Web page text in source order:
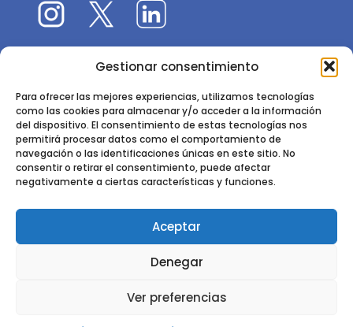
Gestionar consentimiento
Para ofrecer las mejores experiencias, utilizamos tecnologías
como las cookies para almacenar y/o acceder a la información
del dispositivo. El consentimiento de estas tecnologías nos
permitirá procesar datos como el comportamiento de
navegación o las identificaciones únicas en este sitio. No
consentir o retirar el consentimiento, puede afectar
negativamente a ciertas características y funciones.
Aceptar
Denegar
Ver preferencias
El 9CFE es una actividad promovida por laSociedad
Instituto de Ciencias Forestales, INIA-CSIC
Ctra. de la Coruña km 7,5 - 28040 Madrid
DERECHOS RESERVADOS. DISEÑO Y DESARROLLO DEL SITIO WEB,